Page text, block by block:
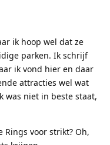
ik hoop wel dat ze
parken. Ik schrijf
ik vond hier en daar
attracties wel wat
was niet in beste staat,
Rings voor strikt? Oh,